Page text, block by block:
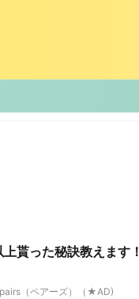
貰った秘訣教えます！
（ペアーズ）（★AD)